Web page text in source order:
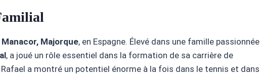
Manacor, Majorque, en Espagne. Élevé dans une famille passionnée
, a joué un rôle essentiel dans la formation de sa carrière de
a montré un potentiel énorme à la fois dans le tennis et dans